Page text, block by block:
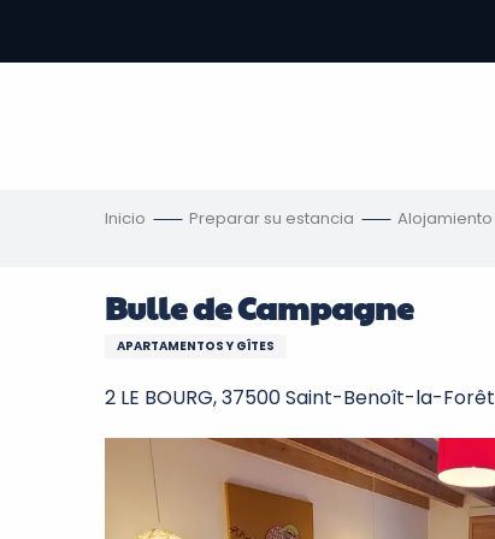
contenu
Inicio Preparar su estancia Alojamiento
Bulle de Campagne
APARTAMENTOS Y GÎTES
2 LE BOURG, 37500 Saint-Benoît-la-Forêt